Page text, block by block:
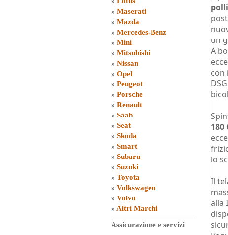
» Maserati
» Mazda
» Mercedes-Benz
» Mini
» Mitsubishi
» Nissan
» Opel
» Peugeot
» Porsche
» Renault
» Saab
» Seat
» Skoda
» Smart
» Subaru
» Suzuki
» Toyota
» Volkswagen
» Volvo
» Altri Marchi
Assicurazione e servizi
un
A
con
180
lo
Il
alla